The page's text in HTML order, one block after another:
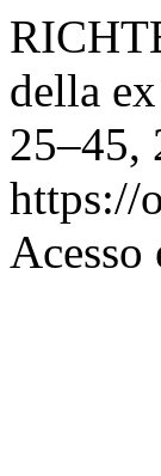
della
25–45,
https://
Acesso